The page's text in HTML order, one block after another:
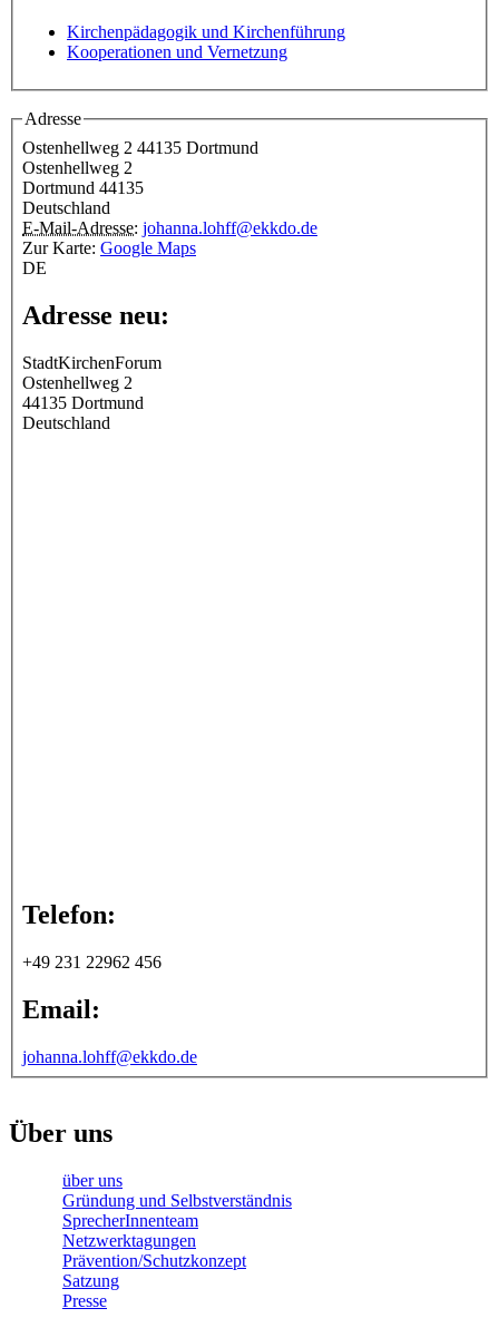
Kirchenpädagogik und Kirchenführung
Kooperationen und Vernetzung
Adresse
Ostenhellweg 2 44135 Dortmund
Ostenhellweg 2
Dortmund 44135
Deutschland
E-Mail-Adresse: johanna.lohff@ekkdo.de
Zur Karte: Google Maps
DE
Adresse neu:
StadtKirchenForum
Ostenhellweg 2
44135 Dortmund
Deutschland
Telefon:
+49 231 22962 456
Email:
johanna.lohff@ekkdo.de
Über uns
über uns
Gründung und Selbstverständnis
SprecherInnenteam
Netzwerktagungen
Prävention/Schutzkonzept
Satzung
Presse